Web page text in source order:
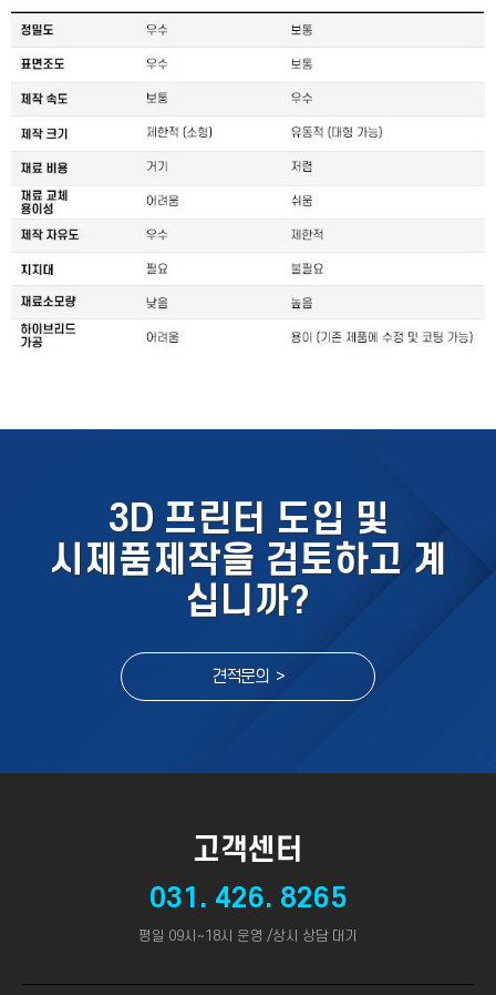
3D 프린터 도입 및
시제품제작을 검토하고 계
십니까?
견적문의 >
고객센터
031. 426. 8265
평일 09시~18시 운영 /상시 상담 대기